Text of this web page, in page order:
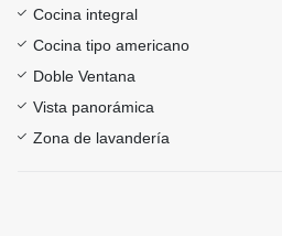
Cocina integral
Cocina tipo americano
Doble Ventana
Vista panorámica
Zona de lavandería